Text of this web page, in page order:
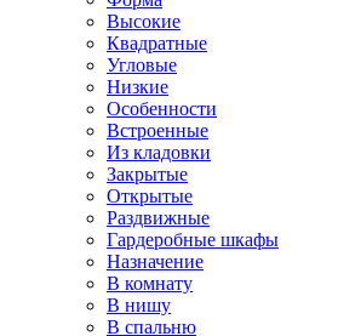
Высокие
Квадратные
Угловые
Низкие
Особенности
Встроенные
Из кладовки
Закрытые
Открытые
Раздвижные
Гардеробные шкафы
Назначение
В комнату
В нишу
В спальню